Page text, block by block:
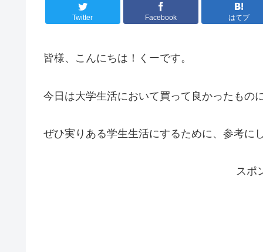
Twitter Facebook はてブ
皆様、こんにちは！くーです。
今日は大学生活において買って良かったもの
ぜひ実りある学生生活にするために、参考に
スポ